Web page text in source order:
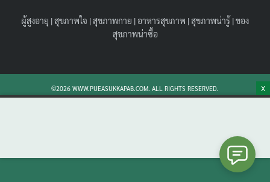
for:
Search
ผู้สูงอายุ |สุขภาพใจ |สุขภาพกาย |อาหารสุขภาพ |สุขภาพน่ารู้ |ของ
สุขภาพน่าซื้อ
©2026 WWW.PUEASUKKAPAB.COM. ALL RIGHTS RESERVED. X